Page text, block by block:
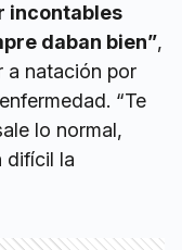
incontables
daban bien”,
a natación por
“Te
lo normal,
difícil la